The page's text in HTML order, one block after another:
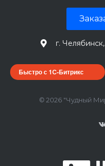
г.
Быстро с 1С-Битрикс
© 2026 "Чудный